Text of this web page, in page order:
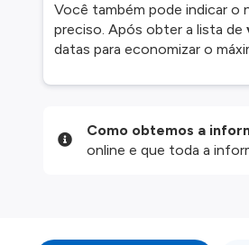
Você também pode indicar o
preciso. Após obter a lista de
datas para economizar o
Como obtemos a
online e que toda a